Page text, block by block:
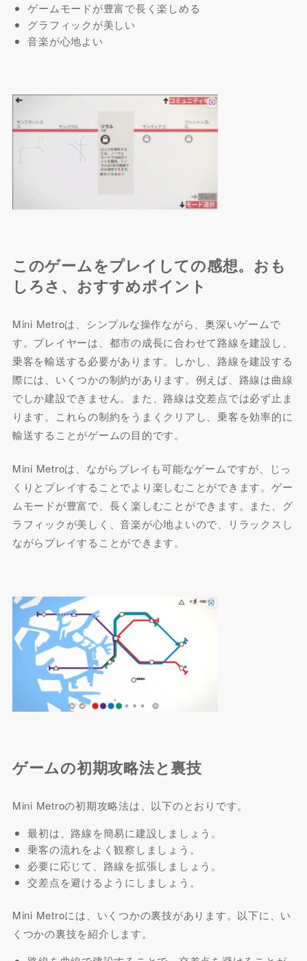
ゲームモードが豊富で長く楽しめる
グラフィックが美しい
音楽が心地よい
このゲームをプレイしての感想。おも
しろさ、おすすめポイント
Mini Metroは、シンプルな操作ながら、奥深いゲームで
す。プレイヤーは、都市の成長に合わせて路線を建設し、
乗客を輸送する必要があります。しかし、路線を建設する
際には、いくつかの制約があります。例えば、路線は曲線
でしか建設できません。また、路線は交差点では必ず止ま
ります。これらの制約をうまくクリアし、乗客を効率的に
輸送することがゲームの目的です。
Mini Metroは、ながらプレイも可能なゲームですが、じっ
くりとプレイすることでより楽しむことができます。ゲー
ムモードが豊富で、長く楽しむことができます。また、グ
ラフィックが美しく、音楽が心地よいので、リラックスし
ながらプレイすることができます。
ゲームの初期攻略法と裏技
Mini Metroの初期攻略法は、以下のとおりです。
最初は、路線を簡易に建設しましょう。
乗客の流れをよく観察しましょう。
必要に応じて、路線を拡張しましょう。
交差点を避けるようにしましょう。
Mini Metroには、いくつかの裏技があります。以下に、い
くつかの裏技を紹介します。